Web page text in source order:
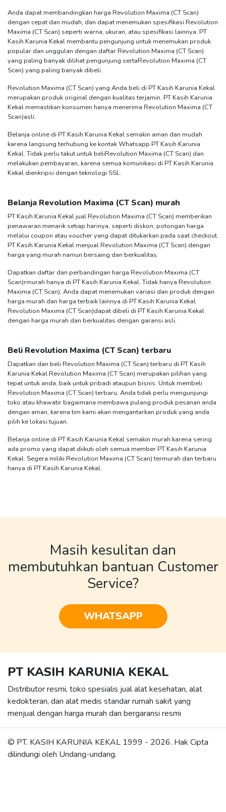
Anda dapat membandingkan harga Revolution Maxima (CT Scan)
dengan cepat dan mudah, dan dapat menemukan spesifikasi Revolution
Maxima (CT Scan) seperti warna, ukuran, atau spesifikasi lainnya. PT
Kasih Karunia Kekal membantu pengunjung untuk menemukan produk
popular dan unggulan dengan daftarRevolution Maxima (CT Scan)
yang paling banyak dilihat pengunjung sertaRevolution Maxima (CT
Scan) yang paling banyak dibeli.
Revolution Maxima (CT Scan) yang Anda beli di PT Kasih Karunia Kekal
merupakan produk original dengan kualitas terjamin. PT Kasih Karunia
Kekal memastikan konsumen hanya menerima Revolution Maxima (CT
Scan)asli.
Belanja online di PT Kasih Karunia Kekal semakin aman dan mudah
karena langsung terhubung ke kontak Whatsapp PT Kasih Karunia
Kekal. Tidak perlu takut untuk beliRevolution Maxima (CT Scan) dan
melakukan pembayaran, karena semua komunikasi di PT Kasih Karunia
Kekal dienkripsi dengan teknologi SSL.
Belanja Revolution Maxima (CT Scan) murah
PT Kasih Karunia Kekal jualRevolution Maxima (CT Scan) memberikan
penawaran menarik setiap harinya, seperti diskon, potongan harga
melalui coupon atau voucher yang dapat ditukarkan pada saat checkout.
PT Kasih Karunia Kekal menjualRevolution Maxima (CT Scan) dengan
harga yang murah namun bersaing dan berkualitas.
Dapatkan daftar dan perbandingan harga Revolution Maxima (CT
Scan)rmurah hanya di PT Kasih Karunia Kekal. Tidak hanya Revolution
Maxima (CT Scan), Anda dapat menemukan variasi dan produk dengan
harga murah dan harga terbaik lainnya di PT Kasih Karunia Kekal.
Revolution Maxima (CT Scan)dapat dibeli di PT Kasih Karunia Kekal
dengan harga murah dan berkualitas dengan garansi asli.
Beli Revolution Maxima (CT Scan) terbaru
Dapatkan dan beli Revolution Maxima (CT Scan)terbaru di PT Kasih
Karunia Kekal.Revolution Maxima (CT Scan) merupakan pilihan yang
tepat untuk anda, baik untuk pribadi ataupun bisnis. Untuk membeli
Revolution Maxima (CT Scan)terbaru, Anda tidak perlu mengunjungi
toko atau khawatir bagaimana membawa pulang produk pesanan anda
dengan aman, karena tim kami akan mengantarkan produk yang anda
pilih ke lokasi tujuan.
Belanja online di PT Kasih Karunia Kekal semakin murah karena sering
ada promo yang dapat diikuti oleh semua member PT Kasih Karunia
Kekal. Segera miliki Revolution Maxima (CT Scan)termurah dan terbaru
hanya di PT Kasih Karunia Kekal.
Masih kesulitan dan
membutuhkan bantuan Customer
Service?
WHATSAPP
PT KASIH KARUNIA KEKAL
Distributor resmi, toko spesialis jual alat kesehatan, alat
kedokteran, dan alat medis standar rumah sakit yang
menjual dengan harga murah dan bergaransi resmi
© PT. KASIH KARUNIA KEKAL 1999 - 2026. Hak Cipta
dilindungi oleh Undang-undang.